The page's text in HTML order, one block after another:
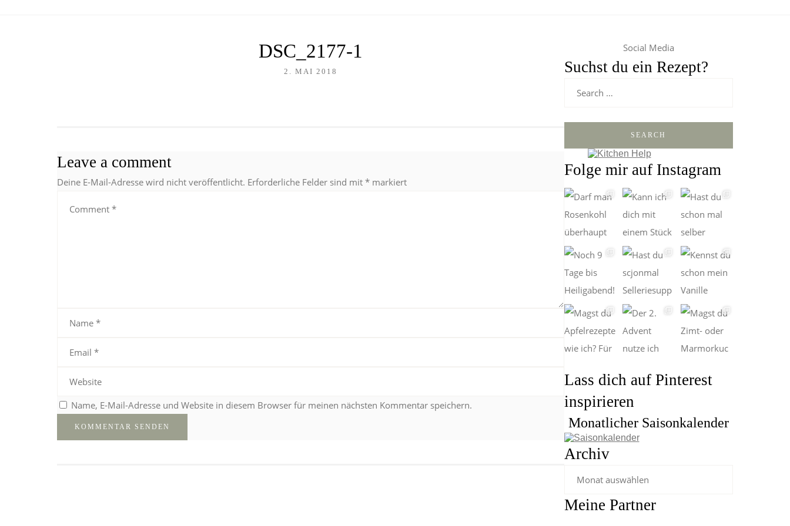
DSC_2177-1
2. MAI 2018
Leave a comment
Deine E-Mail-Adresse wird nicht veröffentlicht. Erforderliche Felder sind mit * markiert
Name, E-Mail-Adresse und Website in diesem Browser für meinen nächsten Kommentar speichern.
Social Media
Suchst du ein Rezept?
SEARCH
Folge mir auf Instagram
Lass dich auf Pinterest
inspirieren
Monatlicher Saisonkalender
Archiv
Meine Partner